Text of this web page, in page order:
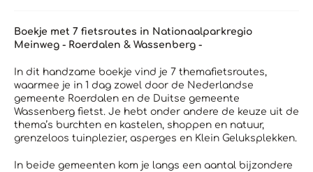
Boekje met 7 fietsroutes in Nationaalparkregio
Meinweg - Roerdalen & Wassenberg -
In dit handzame boekje vind je 7 themafietsroutes,
waarmee je in 1 dag zowel door de Nederlandse
gemeente Roerdalen en de Duitse gemeente
Wassenberg fietst. Je hebt onder andere de keuze uit de
thema’s burchten en kastelen, shoppen en natuur,
grenzeloos tuinplezier, asperges en Klein Geluksplekken.
In beide gemeenten kom je langs een aantal bijzondere